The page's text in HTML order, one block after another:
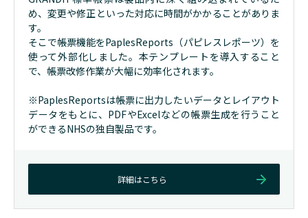
め、変更や修正といった対応に時間がかかることがありま
す。
そこで帳票機能をPaplesReports（パピレスレポーツ）を
使って外部化しました。本テンプレートを導入すること
で、帳票改修作業が大幅に効率化されます。
※PaplesReportsは帳票に出力したいデータとレイアウト
データをもとに、PDFやExcelなどの帳票生成を行うこと
ができるNHSの独自製品です。
詳細はこちら